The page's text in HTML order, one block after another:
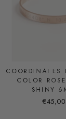
COORDINATES
COLOR
SHINY
€45,00